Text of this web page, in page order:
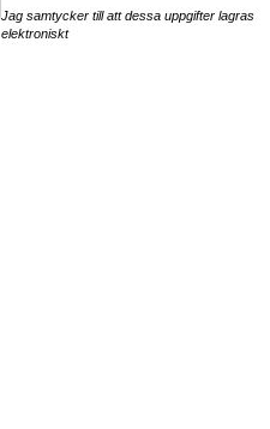
Jag samtycker till att dessa uppgifter lagras
elektroniskt